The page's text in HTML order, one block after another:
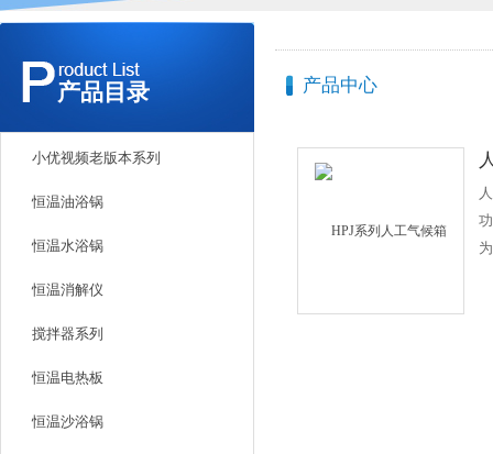
产品目录
小优视频老版本系列
恒温油浴锅
恒温水浴锅
恒温消解仪
搅拌器系列
恒温电热板
恒温沙浴锅
产品中心